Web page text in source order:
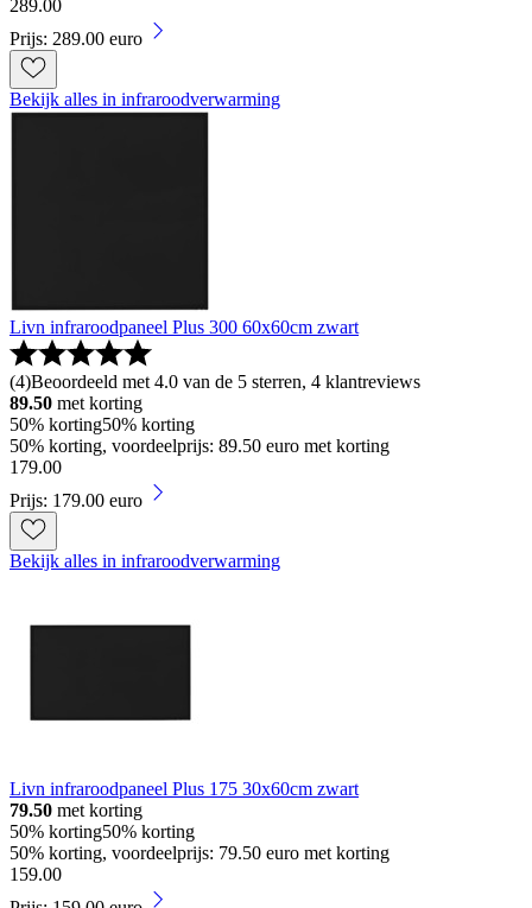
289.00
Prijs: 289.00 euro
Bekijk alles in infraroodverwarming
Livn infraroodpaneel Plus 300 60x60cm zwart
(4)Beoordeeld met 4.0 van de 5 sterren, 4 klantreviews
89.50 met korting
50% korting50% korting
50% korting, voordeelprijs: 89.50 euro met korting
179.00
Prijs: 179.00 euro
Bekijk alles in infraroodverwarming
Livn infraroodpaneel Plus 175 30x60cm zwart
79.50 met korting
50% korting50% korting
50% korting, voordeelprijs: 79.50 euro met korting
159.00